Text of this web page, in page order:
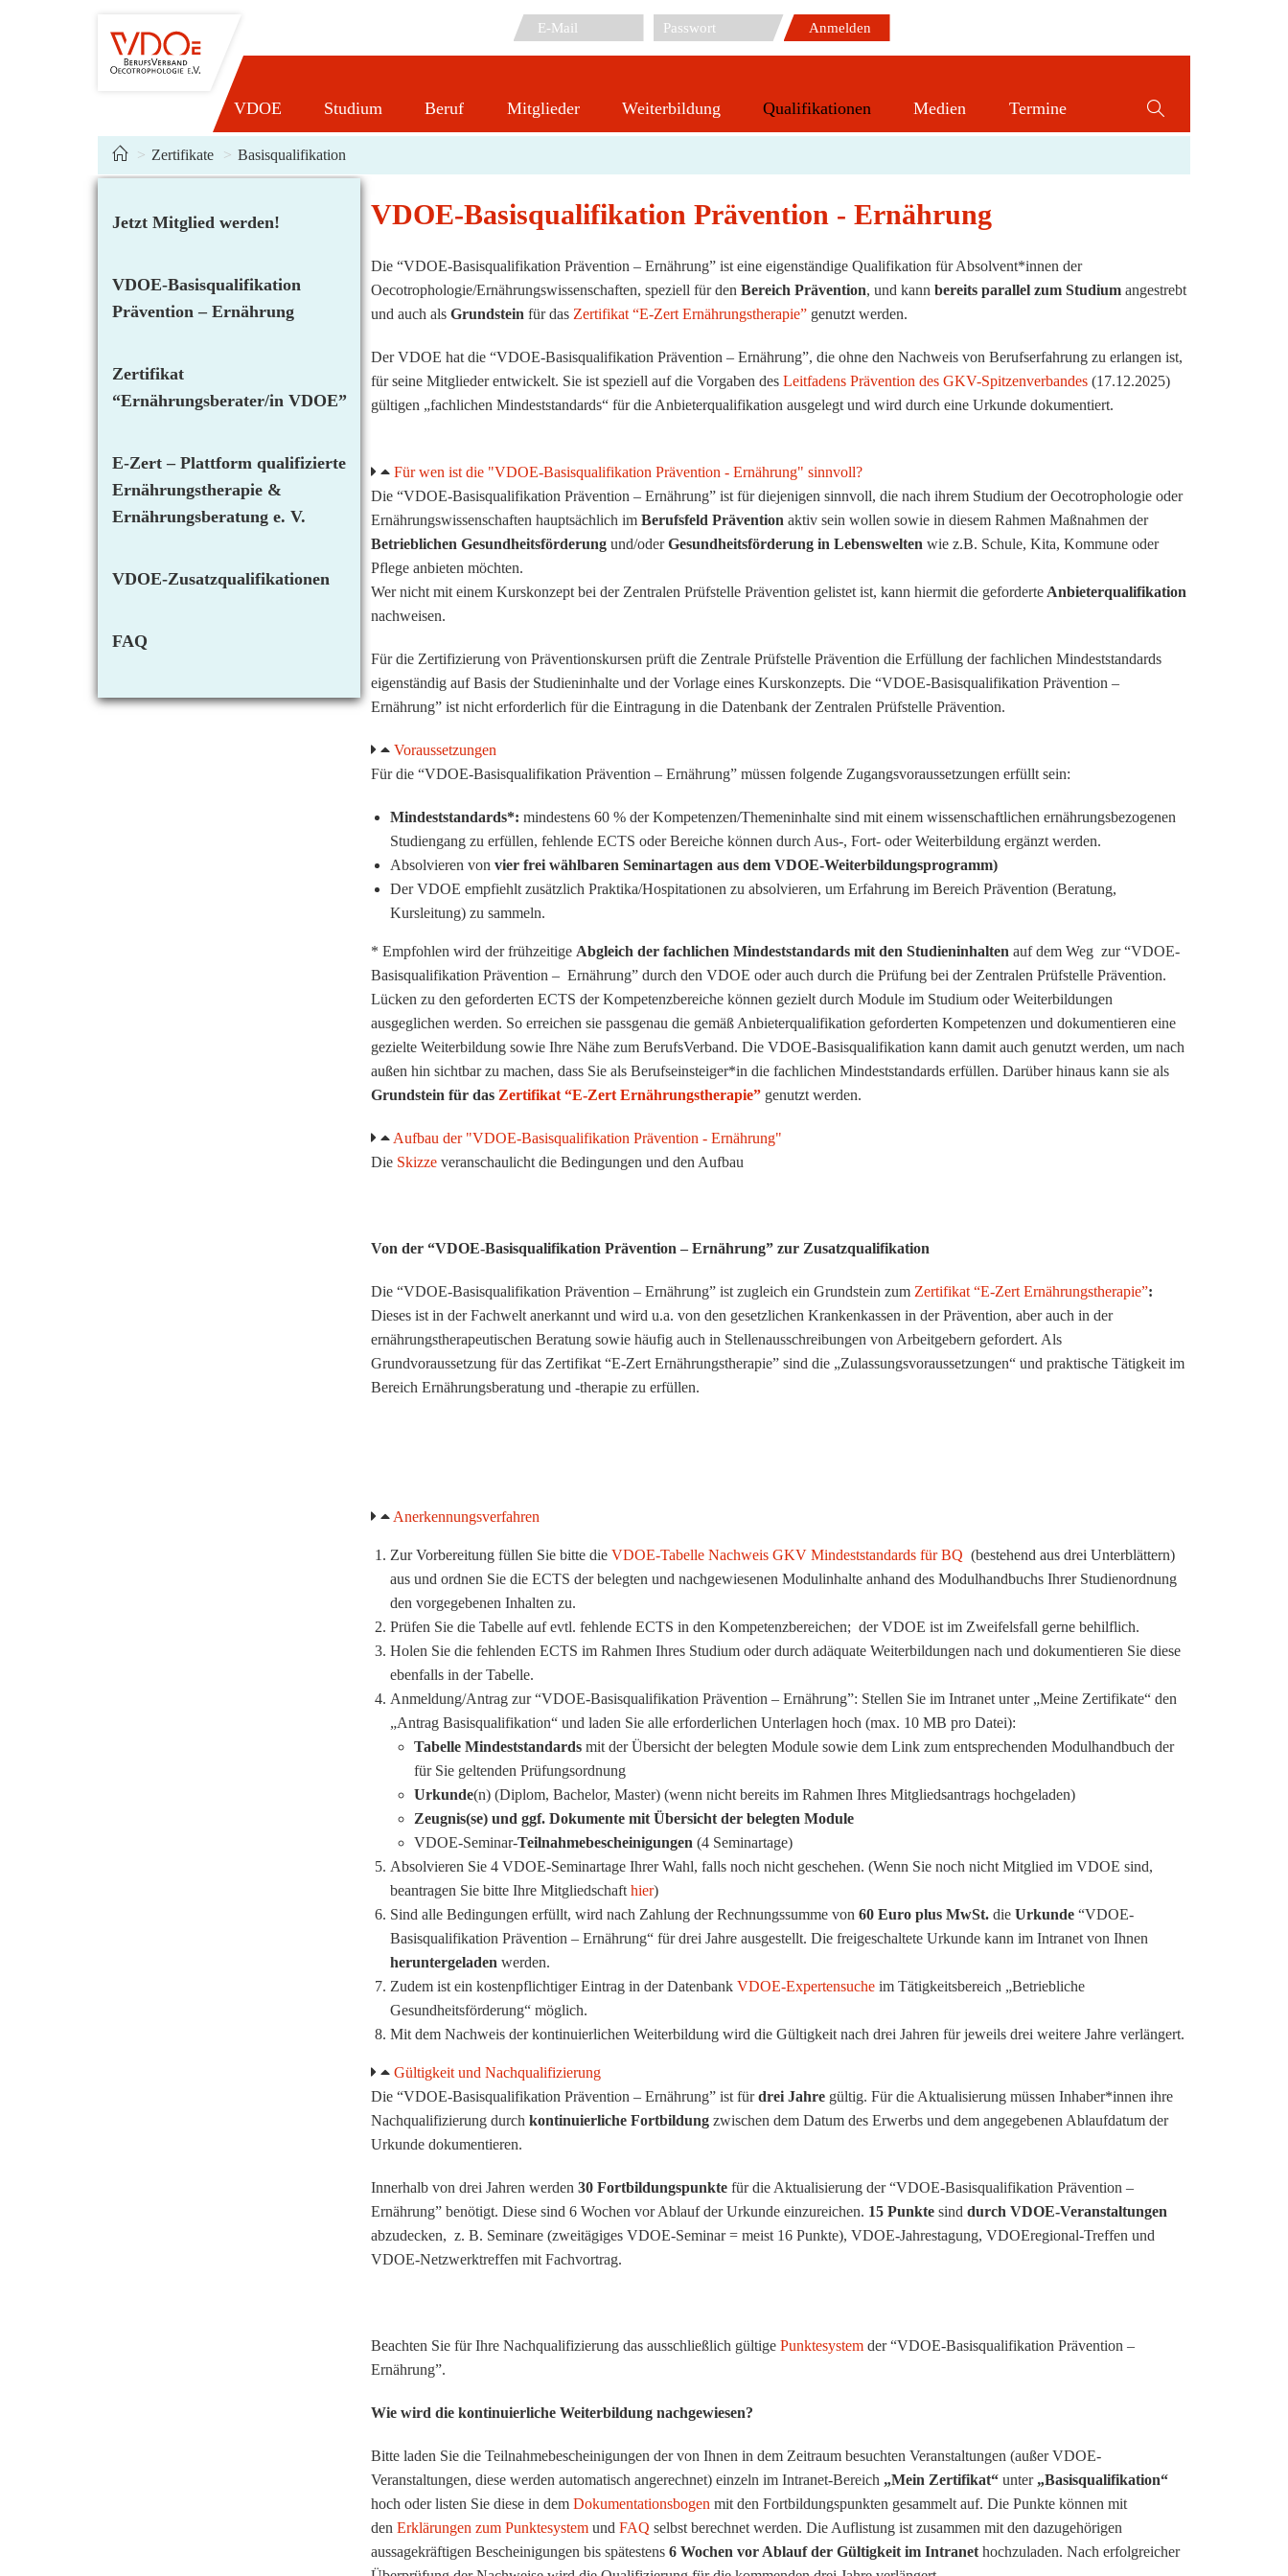
VDOE Studium Beruf Mitglieder Weiterbildung Qualifikationen Medien Termine
Website-
Suche
umschalten
Basisqualifikation
> Zertifikate > Basisqualifikation
Jetzt Mitglied werden!
VDOE-Basisqualifikation
Prävention – Ernährung
Zertifikat
“Ernährungsberater/in VDOE”
E-Zert – Plattform qualifizierte
Ernährungstherapie &
Ernährungsberatung e. V.
VDOE-Zusatzqualifikationen
FAQ
VDOE-Basisqualifikation Prävention - Ernährung
Die “VDOE-Basisqualifikation Prävention – Ernährung” ist eine eigenständige Qualifikation für Absolvent*innen der
Oecotrophologie/Ernährungswissenschaften, speziell für den Bereich Prävention, und kann bereits parallel zum Studium angestrebt
und auch als Grundstein für das Zertifikat “E-Zert Ernährungstherapie” genutzt werden.
Der VDOE hat die “VDOE-Basisqualifikation Prävention – Ernährung”, die ohne den Nachweis von Berufserfahrung zu erlangen ist,
für seine Mitglieder entwickelt. Sie ist speziell auf die Vorgaben des Leitfadens Prävention des GKV-Spitzenverbandes (17.12.2025)
gültigen „fachlichen Mindeststandards“ für die Anbieterqualifikation ausgelegt und wird durch eine Urkunde dokumentiert.
Für wen ist die "VDOE-Basisqualifikation Prävention - Ernährung" sinnvoll?
Die “VDOE-Basisqualifikation Prävention – Ernährung” ist für diejenigen sinnvoll, die nach ihrem Studium der Oecotrophologie oder
Ernährungswissenschaften hauptsächlich im Berufsfeld Prävention aktiv sein wollen sowie in diesem Rahmen Maßnahmen der
Betrieblichen Gesundheitsförderung und/oderGesundheitsförderung in Lebenswelten wie z.B. Schule, Kita, Kommune oder
Pflege anbieten möchten.
Wer nicht mit einem Kurskonzept bei der Zentralen Prüfstelle Prävention gelistet ist, kann hiermit die geforderte Anbieterqualifikation
nachweisen.
Für die Zertifizierung von Präventionskursen prüft die Zentrale Prüfstelle Prävention die Erfüllung der fachlichen Mindeststandards
eigenständig auf Basis der Studieninhalte und der Vorlage eines Kurskonzepts. Die “VDOE-Basisqualifikation Prävention –
Ernährung” ist nicht erforderlich für die Eintragung in die Datenbank der Zentralen Prüfstelle Prävention.
Voraussetzungen
Für die “VDOE-Basisqualifikation Prävention – Ernährung” müssen folgende Zugangsvoraussetzungen erfüllt sein:
Mindeststandards*: mindestens 60 % der Kompetenzen/Themeninhalte sind mit einem wissenschaftlichen ernährungsbezogenen
Studiengang zu erfüllen, fehlende ECTS oder Bereiche können durch Aus-, Fort- oder Weiterbildung ergänzt werden.
Absolvieren von vier frei wählbaren Seminartagen aus dem VDOE-Weiterbildungsprogramm)
Der VDOE empfiehlt zusätzlich Praktika/Hospitationen zu absolvieren, um Erfahrung im Bereich Prävention (Beratung,
Kursleitung) zu sammeln.
* Empfohlen wird der frühzeitige Abgleich der fachlichen Mindeststandards mit den Studieninhalten auf dem Weg zur “VDOE-
Basisqualifikation Prävention – Ernährung” durch den VDOE oder auch durch die Prüfung bei der Zentralen Prüfstelle Prävention.
Lücken zu den geforderten ECTS der Kompetenzbereiche können gezielt durch Module im Studium oder Weiterbildungen
ausgeglichen werden. So erreichen sie passgenau die gemäß Anbieterqualifikation geforderten Kompetenzen und dokumentieren eine
gezielte Weiterbildung sowie Ihre Nähe zum BerufsVerband. Die VDOE-Basisqualifikation kann damit auch genutzt werden, um nach
außen hin sichtbar zu machen, dass Sie als Berufseinsteiger*in die fachlichen Mindeststandards erfüllen. Darüber hinaus kann sie als
Grundstein für das Zertifikat “E-Zert Ernährungstherapie” genutzt werden.
Aufbau der "VDOE-Basisqualifikation Prävention - Ernährung"
Die Skizze veranschaulicht die Bedingungen und den Aufbau
Von der “VDOE-Basisqualifikation Prävention – Ernährung” zur Zusatzqualifikation
Die “VDOE-Basisqualifikation Prävention – Ernährung” ist zugleich ein Grundstein zum Zertifikat “E-Zert Ernährungstherapie”:
Dieses ist in der Fachwelt anerkannt und wird u.a. von den gesetzlichen Krankenkassen in der Prävention, aber auch in der
ernährungstherapeutischen Beratung sowie häufig auch in Stellenausschreibungen von Arbeitgebern gefordert. Als
Grundvoraussetzung für das Zertifikat “E-Zert Ernährungstherapie” sind die „Zulassungsvoraussetzungen“ und praktische Tätigkeit im
Bereich Ernährungsberatung und -therapie zu erfüllen.
Anerkennungsverfahren
Zur Vorbereitung füllen Sie bitte die VDOE-Tabelle Nachweis GKV Mindeststandards für BQ (bestehend aus drei Unterblättern)
aus und ordnen Sie die ECTS der belegten und nachgewiesenen Modulinhalte anhand des Modulhandbuchs Ihrer Studienordnung
den vorgegebenen Inhalten zu.
Prüfen Sie die Tabelle auf evtl. fehlende ECTS in den Kompetenzbereichen; der VDOE ist im Zweifelsfall gerne behilflich.
Holen Sie die fehlenden ECTS im Rahmen Ihres Studium oder durch adäquate Weiterbildungen nach und dokumentieren Sie diese
ebenfalls in der Tabelle.
Anmeldung/Antrag zur “VDOE-Basisqualifikation Prävention – Ernährung”: Stellen Sie im Intranet unter „Meine Zertifikate“ den
„Antrag Basisqualifikation“ und laden Sie alle erforderlichen Unterlagen hoch (max. 10 MB pro Datei):
Tabelle Mindeststandards mit der Übersicht der belegten Module sowie dem Link zum entsprechenden Modulhandbuch der
für Sie geltenden Prüfungsordnung
Urkunde(n) (Diplom, Bachelor, Master) (wenn nicht bereits im Rahmen Ihres Mitgliedsantrags hochgeladen)
Zeugnis(se) und ggf. Dokumente mit Übersicht der belegten Module
VDOE-Seminar-Teilnahmebescheinigungen (4 Seminartage)
Absolvieren Sie 4 VDOE-Seminartage Ihrer Wahl, falls noch nicht geschehen. (Wenn Sie noch nicht Mitglied im VDOE sind,
beantragen Sie bitte Ihre Mitgliedschaft hier)
Sind alle Bedingungen erfüllt, wird nach Zahlung der Rechnungssumme von 60 Euro plus MwSt. die Urkunde “VDOE-
Basisqualifikation Prävention – Ernährung“ für drei Jahre ausgestellt. Die freigeschaltete Urkunde kann im Intranet von Ihnen
heruntergeladen werden.
Zudem ist ein kostenpflichtiger Eintrag in der Datenbank VDOE-Expertensuche im Tätigkeitsbereich „Betriebliche
Gesundheitsförderung“ möglich.
Mit dem Nachweis der kontinuierlichen Weiterbildung wird die Gültigkeit nach drei Jahren für jeweils drei weitere Jahre verlängert.
Gültigkeit und Nachqualifizierung
Die “VDOE-Basisqualifikation Prävention – Ernährung” ist fürdrei Jahre gültig. Für die Aktualisierung müssen Inhaber*innen ihre
Nachqualifizierung durch kontinuierliche Fortbildung zwischen dem Datum des Erwerbs und dem angegebenen Ablaufdatum der
Urkunde dokumentieren.
Innerhalb von drei Jahren werden 30 Fortbildungspunkte für die Aktualisierung der “VDOE-Basisqualifikation Prävention –
Ernährung” benötigt. Diese sind 6 Wochen vor Ablauf der Urkunde einzureichen. 15 Punkte sind durch VDOE-Veranstaltungen
abzudecken, z. B. Seminare (zweitägiges VDOE-Seminar = meist 16 Punkte), VDOE-Jahrestagung, VDOEregional-Treffen und
VDOE-Netzwerktreffen mit Fachvortrag.
Beachten Sie für Ihre Nachqualifizierung das ausschließlich gültige Punktesystem der “VDOE-Basisqualifikation Prävention –
Ernährung”.
Wie wird die kontinuierliche Weiterbildung nachgewiesen?
Bitte laden Sie die Teilnahmebescheinigungen der von Ihnen in dem Zeitraum besuchten Veranstaltungen (außer VDOE-
Veranstaltungen, diese werden automatisch angerechnet) einzeln im Intranet-Bereich „Mein Zertifikat“ unter „Basisqualifikation“
hoch oder listen Sie diese in dem Dokumentationsbogen mit den Fortbildungspunkten gesammelt auf. Die Punkte können mit
den Erklärungen zum Punktesystem und FAQ selbst berechnet werden. Die Auflistung ist zusammen mit den dazugehörigen
aussagekräftigen Bescheinigungen bis spätestens 6 Wochen vor Ablauf der Gültigkeit im Intranet hochzuladen. Nach erfolgreicher